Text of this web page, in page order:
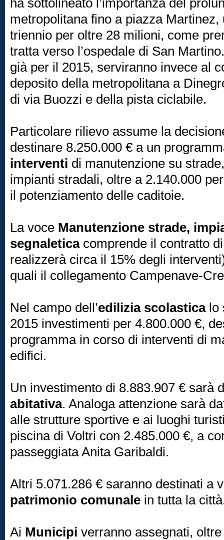
ha sottolineato l’importanza del
metropolitana fino a piazza
triennio per oltre 28 milioni, come
tratta verso l’ospedale di San
già per il 2015, serviranno invece al
deposito della metropolitana a
di via Buozzi e della pista ciclabile.
Particolare rilievo assume la
destinare 8.250.000 € a un
interventi di manutenzione su
impianti stradali, oltre a 2.140.000
il potenziamento delle caditoie.
La voce Manutenzione strade,
segnaleticacomprende il contratto
realizzerà circa il 15% degli
quali il collegamento Campenave-
Nel campo dell’edilizia scolastica lo
2015 investimenti per 4.800.000 €,
programma in corso di interventi di
edifici.
Un investimento di 8.883.907 € sarà
abitativa. Analoga attenzione sarà
alle strutture sportive e ai luoghi
piscina di Voltri con 2.485.000 €, a
passeggiata Anita Garibaldi.
Altri 5.071.286 € saranno destinati a
patrimonio comunale in tutta la
Ai Municipi verranno assegnati,